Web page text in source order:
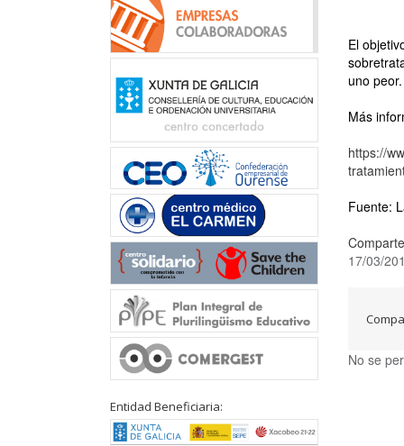
El
uno peor.
Más
https://
Fuente:
17/03/
No se
Entidad Beneficiaria: